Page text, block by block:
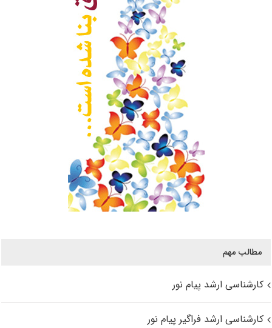
مطالب مهم
کارشناسی ارشد پیام نور
کارشناسی ارشد فراگیر پیام نور